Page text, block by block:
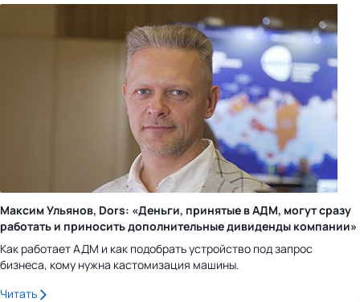
Максим Ульянов, Dors: «Деньги, принятые в АДМ, могут сразу
работать и приносить дополнительные дивиденды компании»
Как работает АДМ и как подобрать устройство под запрос
бизнеса, кому нужна кастомизация машины.
Читать